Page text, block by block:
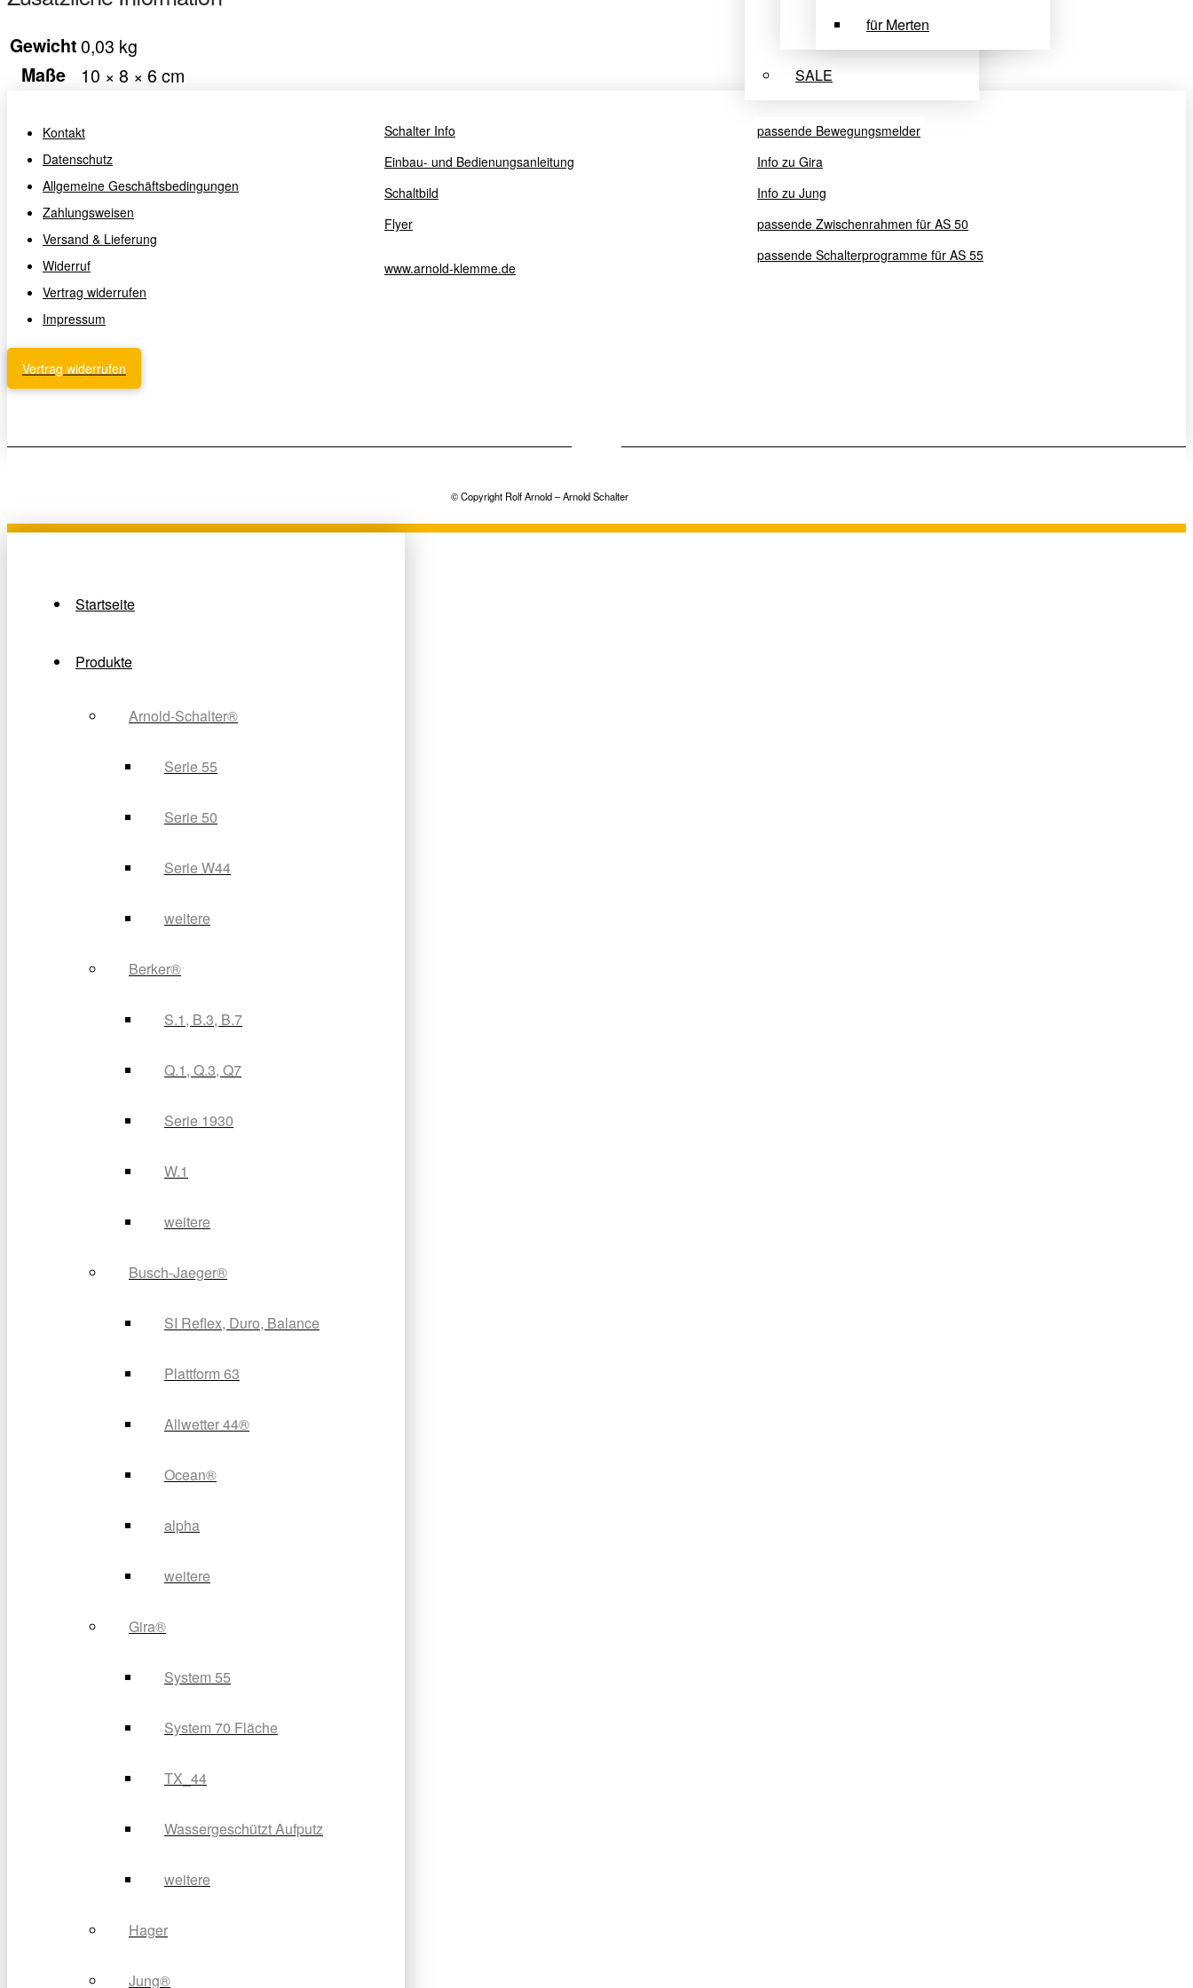
für Merten
SALE
Gewicht0,03 kg
Maße 10 × 8 × 6 cm
Kontakt
Datenschutz
Allgemeine Geschäftsbedingungen
Zahlungsweisen
Versand & Lieferung
Widerruf
Vertrag widerrufen
Impressum
Vertrag widerrufen
Schalter Info
Einbau- und Bedienungsanleitung
Schaltbild
Flyer
www.arnold-klemme.de
passende Bewegungsmelder
Info zu Gira
Info zu Jung
passende Zwischenrahmen für AS 50
passende Schalterprogramme für AS 55
© Copyright Rolf Arnold – Arnold Schalter
Startseite
Produkte
Arnold-Schalter®
Serie 55
Serie 50
Serie W44
weitere
Berker®
S.1, B.3, B.7
Q.1, Q.3, Q7
Serie 1930
W.1
weitere
Busch-Jaeger®
SI Reflex, Duro, Balance
Plattform 63
Allwetter 44®
Ocean®
alpha
weitere
Gira®
System 55
System 70 Fläche
TX_44
Wassergeschützt Aufputz
weitere
Hager
Jung®